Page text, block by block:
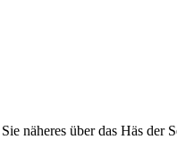
näheres über das Häs der